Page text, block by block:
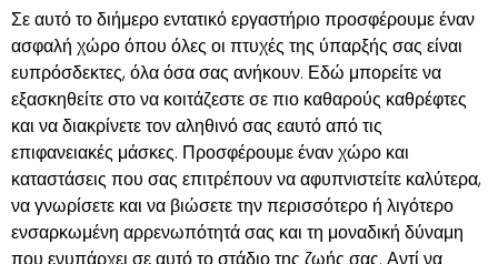
Σε αυτό το διήμερο εντατικό εργαστήριο προσφέρουμε έναν
ασφαλή χώρο όπου όλες οι πτυχές της ύπαρξής σας είναι
ευπρόσδεκτες, όλα όσα σας ανήκουν. Εδώ μπορείτε να
εξασκηθείτε στο να κοιτάζεστε σε πιο καθαρούς καθρέφτες
και να διακρίνετε τον αληθινό σας εαυτό από τις
επιφανειακές μάσκες. Προσφέρουμε έναν χώρο και
καταστάσεις που σας επιτρέπουν να αφυπνιστείτε καλύτερα,
να γνωρίσετε και να βιώσετε την περισσότερο ή λιγότερο
ενσαρκωμένη αρρενωπότητά σας και τη μοναδική δύναμη